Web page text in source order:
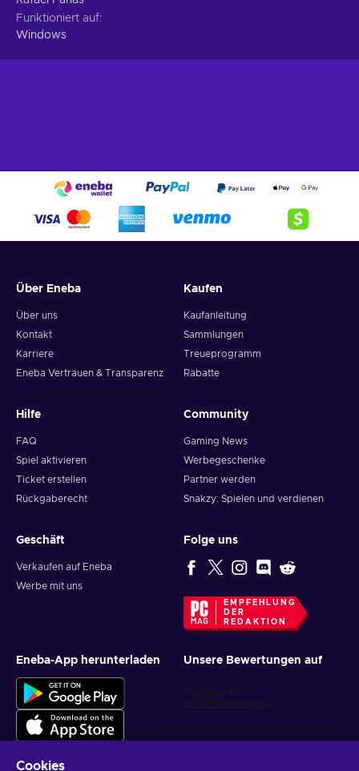
Funktioniert auf
Windows
Über Eneba
Über uns
Kontakt
Karriere
Eneba Vertrauen & Transparenz
Kaufen
Kaufanleitung
Sammlungen
Treueprogramm
Rabatte
Hilfe
FAQ
Spiel aktivieren
Ticket erstellen
Rückgaberecht
Community
Gaming News
Werbegeschenke
Partner werden
Snakzy: Spielen und verdienen
Geschäft
Verkaufen auf Eneba
Werbe mit uns
Folge uns
EMPFEHLUNG
DER
REDAKTION
Eneba-App herunterladen Unsere Bewertungen auf
Cookies